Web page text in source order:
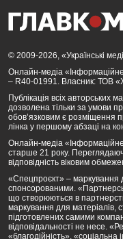
© 2009-2026, «Українські
Онлайн-медіа
– R40-01991. Власник: ТОВ
Публікація всіх авторських
дозволена тільки за умови
обов’язковим є розміщення
лінка у першому абзаці на
Онлайн-медіа
старше 21 року.
відповідність віковим
«Спецпроєкт» – маркування
спонсорованими.
що створюються в
маркування для матеріалів,
підготовлених самими
відповідальності не несе.
«благодійність», «соціальна